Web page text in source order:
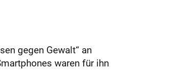
gegen Gewalt“ an
waren für ihn